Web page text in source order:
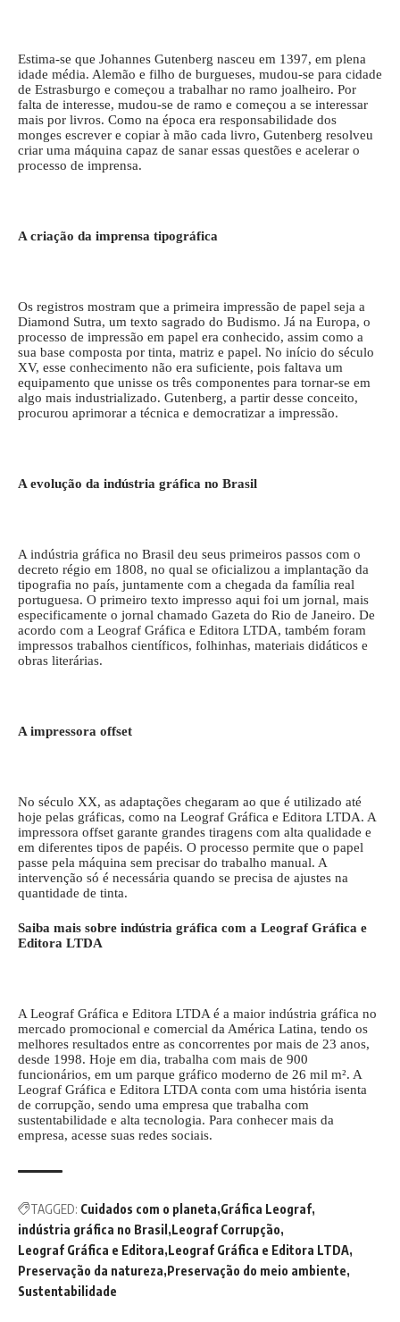
Estima-se que Johannes Gutenberg nasceu em 1397, em plena
idade média. Alemão e filho de burgueses, mudou-se para cidade
de Estrasburgo e começou a trabalhar no ramo joalheiro. Por
falta de interesse, mudou-se de ramo e começou a se interessar
mais por livros. Como na época era responsabilidade dos
monges escrever e copiar à mão cada livro, Gutenberg resolveu
criar uma máquina capaz de sanar essas questões e acelerar o
processo de imprensa.
A criação da imprensa tipográfica
Os registros mostram que a primeira impressão de papel seja a
Diamond Sutra, um texto sagrado do Budismo. Já na Europa, o
processo de impressão em papel era conhecido, assim como a
sua base composta por tinta, matriz e papel. No início do século
XV, esse conhecimento não era suficiente, pois faltava um
equipamento que unisse os três componentes para tornar-se em
algo mais industrializado. Gutenberg, a partir desse conceito,
procurou aprimorar a técnica e democratizar a impressão.
A evolução da indústria gráfica no Brasil
A indústria gráfica no Brasil deu seus primeiros passos com o
decreto régio em 1808, no qual se oficializou a implantação da
tipografia no país, juntamente com a chegada da família real
portuguesa. O primeiro texto impresso aqui foi um jornal, mais
especificamente o jornal chamado Gazeta do Rio de Janeiro. De
acordo com a Leograf Gráfica e Editora LTDA, também foram
impressos trabalhos científicos, folhinhas, materiais didáticos e
obras literárias.
A impressora offset
No século XX, as adaptações chegaram ao que é utilizado até
hoje pelas gráficas, como na Leograf Gráfica e Editora LTDA. A
impressora offset garante grandes tiragens com alta qualidade e
em diferentes tipos de papéis. O processo permite que o papel
passe pela máquina sem precisar do trabalho manual. A
intervenção só é necessária quando se precisa de ajustes na
quantidade de tinta.
Saiba mais sobre indústria gráfica com a Leograf Gráfica e
Editora LTDA
A Leograf Gráfica e Editora LTDA é a maior indústria gráfica no
mercado promocional e comercial da América Latina, tendo os
melhores resultados entre as concorrentes por mais de 23 anos,
desde 1998. Hoje em dia, trabalha com mais de 900
funcionários, em um parque gráfico moderno de 26 mil m². A
Leograf Gráfica e Editora LTDA conta com uma história isenta
de corrupção, sendo uma empresa que trabalha com
sustentabilidade e alta tecnologia. Para conhecer mais da
empresa, acesse suas redes sociais.
TAGGED: Cuidados com o planeta Gráfica Leograf
indústria gráfica no Brasil Leograf Corrupção
Leograf Gráfica e Editora Leograf Gráfica e Editora LTDA
Preservação da natureza Preservação do meio ambiente
Sustentabilidade